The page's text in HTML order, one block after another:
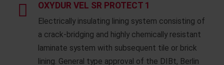
OXYDUR VEL SR PROTECT 1
Electrically insulating lining system consisting of
a crack-bridging and highly chemically resistant
laminate system with subsequent tile or brick
lining. General type approval of the DIBt, Berlin